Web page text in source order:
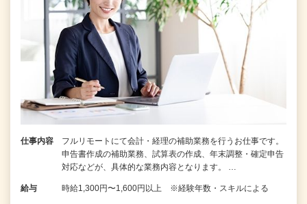
仕事内容
フルリモートにて会計・経理の補助業務を行うお仕事です。
申告書作成の補助業務、試算表の作成、年末調整・確定申告
対応などが、具体的な業務内容となります。 …
給与 時給1,300円〜1,600円以上 ※経験年数・スキルによる